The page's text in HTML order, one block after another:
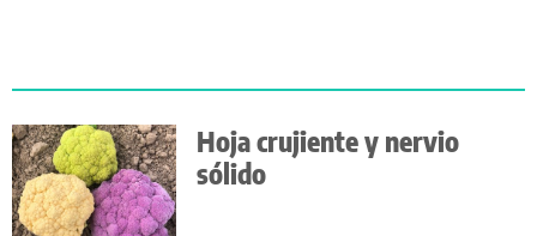
Hoja crujiente y nervio
sólido